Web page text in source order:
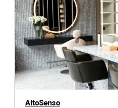
AltoSenso